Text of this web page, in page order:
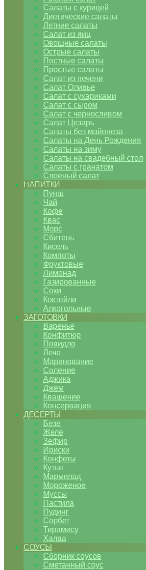
Салаты с курицей
Диетические салаты
Летние салаты
Салат из яиц
Овощные салаты
Острые салаты
Постные салаты
Простые салаты
Салат из печени
Салат Оливье
Салат с сухариками
Салат с сыром
Салат с черносливом
Салат Цезарь
Салаты без майонеза
Салаты на День Рождения
Салаты на зиму
Салаты на свадебный стол
Салаты с гранатом
Слоеный салат
НАПИТКИ
Пунш
Чай
Кофе
Квас
Морс
Сбитень
Кисель
Компоты
Фруктовые
Лимонад
Газированные
Соки
Коктейли
Алкогольные
ЗАГОТОВКИ
Варенье
Конфитюр
Повидло
Лечо
Маринование
Соление
Аджика
Джем
Квашение
Консервация
ДЕСЕРТЫ
Безе
Желе
Зефир
Ириски
Конфеты
Кутья
Мармелад
Мороженое
Муссы
Пастила
Пудинг
Сорбет
Тирамису
Халва
СОУСЫ
Сборник соусов
Сметанный соус